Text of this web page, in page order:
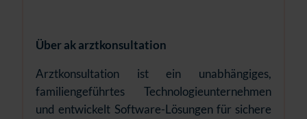
Über ak arztkonsultation
Arztkonsultation ist ein unabhängiges,
familiengeführtes Technologieunternehmen
und entwickelt Software-Lösungen für sichere